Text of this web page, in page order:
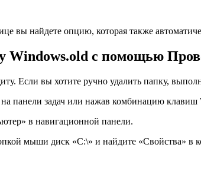
вы найдете опцию, которая также
Windows.old с помощью
Если вы хотите ручно удалить папку,
панели задач или нажав комбинацию клавиш
в навигационной панели.
мыши диск «С:\» и найдите «Свойства» в